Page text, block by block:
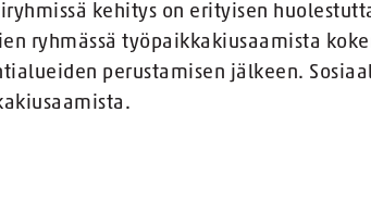
kehitys on erityisen
ryhmässä työpaikkakiusaamista
perustamisen jälkeen.